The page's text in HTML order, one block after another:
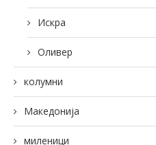
Искра
Оливер
колумни
Македонија
миленици